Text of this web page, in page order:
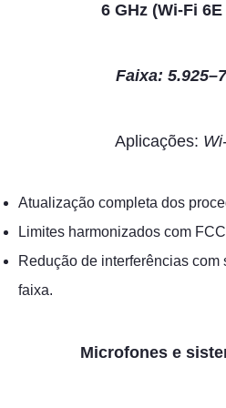
6 GHz (Wi-Fi
Faixa:
Aplicações:
Atualização completa dos
Limites harmonizados com
Redução de interferências com
faixa.
Microfones e